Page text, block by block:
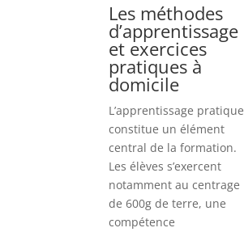
Les méthodes
d’apprentissage
et exercices
pratiques à
domicile
L’apprentissage pratique
constitue un élément
central de la formation.
Les élèves s’exercent
notamment au centrage
de 600g de terre, une
compétence